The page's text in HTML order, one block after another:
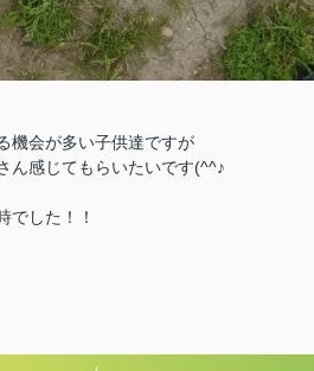
機会が多い子供達ですが
ん感じてもらいたいです(^^♪
でした！！